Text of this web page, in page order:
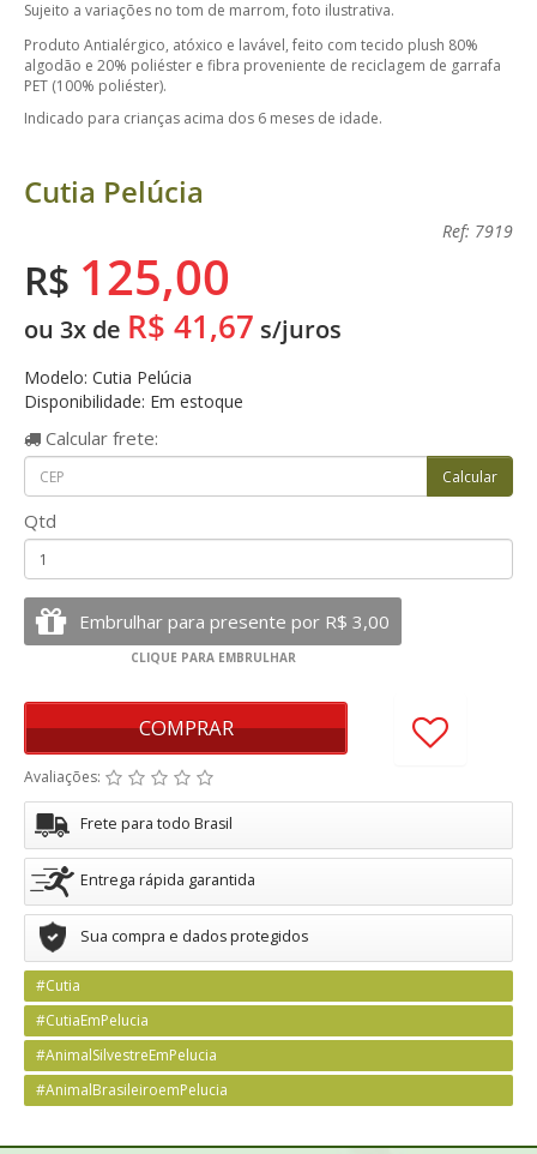
Sujeito a variações no tom de marrom, foto ilustrativa.
Produto Antialérgico, atóxico e lavável, feito com tecido plush 80%
algodão e 20% poliéster e fibra proveniente de reciclagem de garrafa
PET (100% poliéster).
Indicado para crianças acima dos 6 meses de idade.
Cutia Pelúcia
Ref: 7919
R$ 125,00
ou 3x de R$ 41,67 s/juros
Modelo: Cutia Pelúcia
Disponibilidade: Em estoque
Calcular frete:
Qtd
COMPRAR
Avaliações:
Frete para todo Brasil
Entrega rápida garantida
Sua compra e dados protegidos
#Cutia
#CutiaEmPelucia
#AnimalSilvestreEmPelucia
#AnimalBrasileiroemPelucia